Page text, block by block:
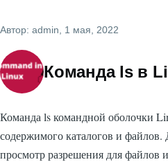
Автор: admin , 1 мая, 2022
Команда ls в
Команда ls командной оболочки
содержимого каталогов и
просмотр разрешения для файлов